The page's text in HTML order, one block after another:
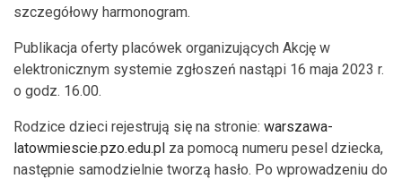
szczegółowy harmonogram.
Publikacja oferty placówek organizujących Akcję w
elektronicznym systemie zgłoszeń nastąpi 16 maja 2023 r.
o godz. 16.00.
Rodzice dzieci rejestrują się na stronie: warszawa-
latowmiescie.pzo.edu.pl za pomocą numeru pesel dziecka,
następnie samodzielnie tworzą hasło. Po wprowadzeniu do